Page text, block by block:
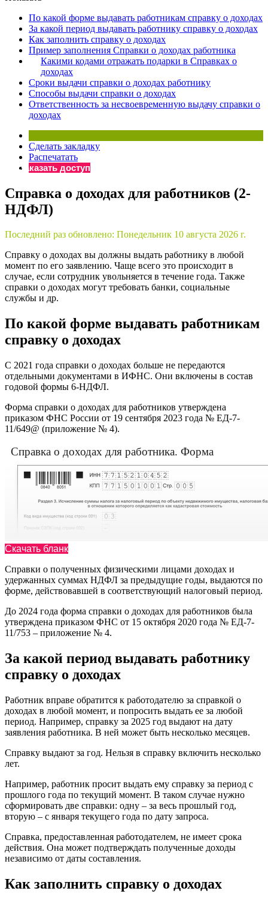
Бератор
«Практическая энциклопедия бухгалтера»
Материалы электронного журнала
«Нормативные акты для бухгалтера»
Материалы электронного журнала
«Практическая бухгалтерия»
Онлайн-сервисы «Учетная политика» и «Алгоритмы для
Просто заполните форму, и мы вышлем вам на почту
По какой форме выдавать работникам справку о доходах
За какой период выдавать работнику справку о доходах
Как заполнить справку о доходах
Пример заполнения Справки о доходах работника
Какими кодами отражать подарки в Справках о
доходах
Сроки выдачи справки о доходах работнику
Способы выдачи справки о доходах
Ответственность за несвоевременную выдачу справки о
доходах
Сделать закладку
Распечатать
Заказать доступ
Справка о доходах для работников (2-
НДФЛ)
Последний раз обновлено: Понедельник 10 августа 2026 г.
Справку о доходах вы должны выдать работнику в любой
момент по его заявлению. Чаще всего это происходит в
случае, если сотрудник увольняется в течение года. Также
справки о доходах могут требовать банки, социальные
службы и др.
По какой форме выдавать работникам
справку о доходах
С 2021 года справки о доходах больше не передаются
отдельными документами в ИФНС. Они включены в состав
годовой формы 6-НДФЛ.
Форма справки о доходах для работников утверждена
приказом ФНС России от 19 сентября 2023 года № ЕД-7-
11/649@ (приложение № 4).
Справка о доходах для работника. Форма
Скачать бланк
Справки о полученных физическими лицами доходах и
удержанных суммах НДФЛ за предыдущие годы, выдаются по
форме, действовавшей в соответствующий налоговый период.
До 2024 года форма справки о доходах для работников была
утверждена приказом ФНС от 15 октября 2020 года № ЕД-7-
11/753 – приложение № 4.
За какой период выдавать работнику
справку о доходах
Работник вправе обратится к работодателю за справкой о
доходах в любой момент, и попросить выдать ее за любой
период. Например, справку за 2025 год выдают на дату
заявления работника. В ней может быть несколько месяцев.
Справку выдают за год. Нельзя в справку включить несколько
лет.
Например, работник просит выдать ему справку за период с
прошлого года по текущий момент. В таком случае нужно
сформировать две справки: одну – за весь прошлый год,
вторую – с января текущего года по дату запроса.
Справка, предоставленная работодателем, не имеет срока
действия. Она может подтверждать полученные доходы
независимо от даты составления.
Как заполнить справку о доходах